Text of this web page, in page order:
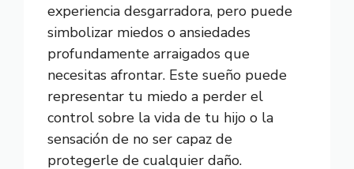
experiencia desgarradora, pero puede
simbolizar miedos o ansiedades
profundamente arraigados que
necesitas afrontar. Este sueño puede
representar tu miedo a perder el
control sobre la vida de tu hijo o la
sensación de no ser capaz de
protegerle de cualquier daño.